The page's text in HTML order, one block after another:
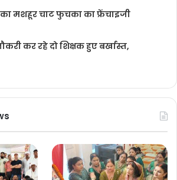
मशहूर चाट फुचका का फ्रेंचाइजी
कर रहे दो शिक्षक हुए बर्खास्त,